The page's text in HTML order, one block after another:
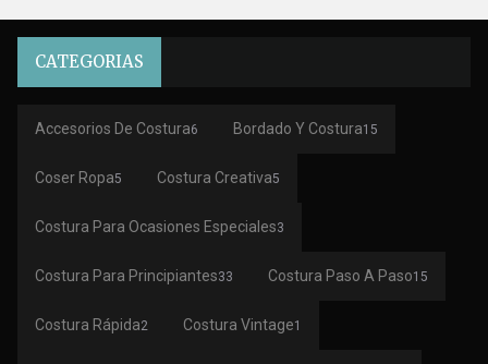
CATEGORIAS
Accesorios De Costura6 Bordado Y Costura15
Coser Ropa5 Costura Creativa5
Costura Para Ocasiones Especiales3
Costura Para Principiantes33 Costura Paso A Paso15
Costura Rápida2 Costura Vintage1